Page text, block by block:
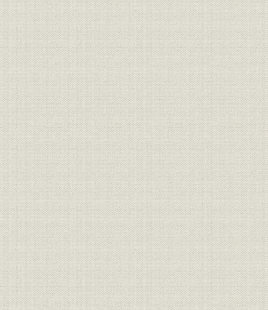
(1) 国債大量発行のもとでの公社債市場の整備
(2) 社債発行条件の弾力化
(3) 安定成長下での株式市場のあり方について
4. 会社法の改正とディスクロージャーの充実
(1) 会社法改正問題への対応
(2) 経理懇談会の活動
(3) 統計の整備改善
第3節 産業構造の転換とエネルギー政策
1. 構造不況業種対策
2. 独占禁止法をめぐる諸問題
3. 総合エネルギー政策の推進と第二次石油危機への対応
4. 水質総量規制とNOx問題
5. 第三次全国総合開発計画への対応と宅地対策